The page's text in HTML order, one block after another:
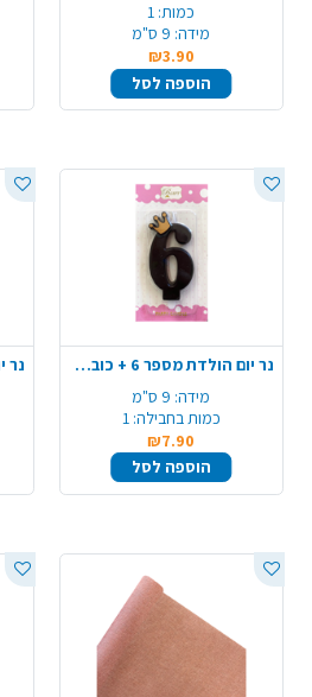
כמות: 1
מידה: 9 ס"מ
₪3.90
הוספה לסל
נר יום הולדת מספר 6 + כובע כתר - שחור מט
מידה: 9 ס"מ
כמות בחבילה: 1
₪7.90
הוספה לסל